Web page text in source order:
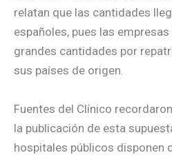
relatan que las cantidades
españoles, pues las
grandes cantidades por
sus países de origen.
Fuentes del Clínico
la publicación de esta
hospitales públicos disponen